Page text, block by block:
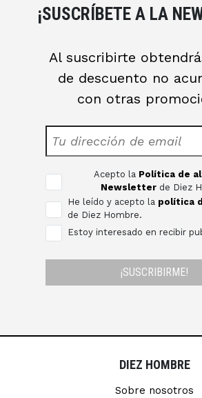
¡SUSCRÍBETE A LA
Al suscribirte
de descuento no
con otras
Acepto la Política de
Newsletter de Diez
He leído y acepto la política
de Diez Hombre.
Estoy interesado en recibir
¡SUSCRIBIRME!
DIEZ HOMBRE
Sobre nosotros